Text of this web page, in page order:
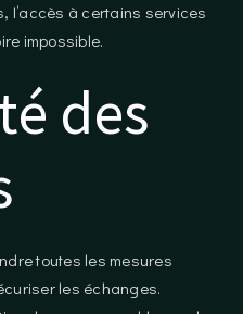
l’accès à certains services
impossible.
des
toutes les mesures
les échanges.